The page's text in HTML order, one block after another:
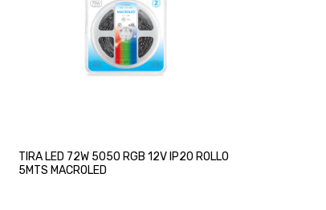
TIRA LED 72W 5050 RGB 12V IP20 ROLLO
5MTS MACROLED